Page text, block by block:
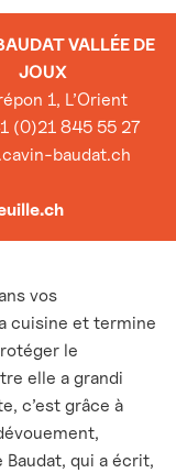
VALLÉE DE
JOUX
1, L’Orient
(0)21 845 55 27
baudat.ch
vos
cuisine et termine
le
elle a grandi
c’est grâce à
Baudat, qui a écrit,